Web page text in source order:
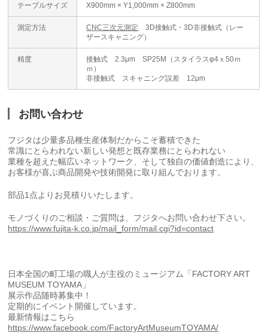
テーブルサイズ X900mm × Y1,000mm × Z800mm
測定方法 CNC三次元測定
3D接触式・3D非接触式（レー
ザースキャニング）
精度
接触式 2.3μm SP25M（スタイラスφ4ｘ50ｍ
ｍ）
非接触式 スキャニング誤差 12μm
お問い合わせ
フジタは少量多品種生産体制だからこそ蓄積できた
常識にとらわれない新しい発想と既存業務にとらわれない
業種を超えた幅広いネットワーク、そして独自の価値創造により、
お客様が喜ぶ商品開発や技術開発に取り組んでおります。
部品1点よりお見積りいたします。
モノづくりのご相談・ご質問は、フジタへお問い合わせ下さい。
https://www.fujita-k.co.jp/mail_form/mail.cgi?id=contact
日本全国の町工場の職人が主役のミュージアム「FACTORY ART
MUSEUM TOYAMA」
展示作品随時募集中！
定期的にイベント開催しています。
最新情報はこちら
https://www.facebook.com/FactoryArtMuseumTOYAMA/